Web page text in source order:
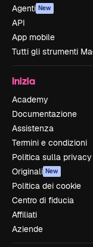
Agenti New
API
App mobile
Tutti gli strumenti
Inizia
Academy
Documentazione
Assistenza
Termini e condizioni
Politica sulla privacy
Originali New
Politica dei cookie
Centro di fiducia
Affiliati
Aziende